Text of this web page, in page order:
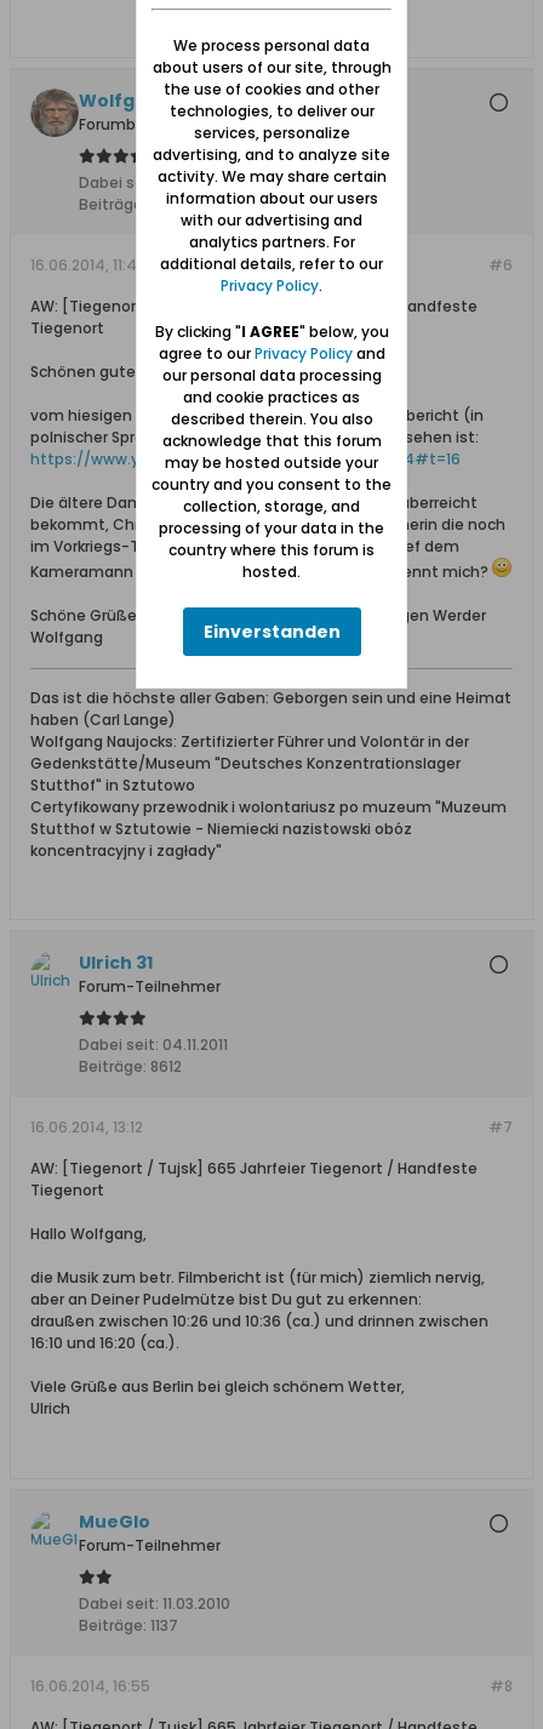
Wolfgang
Forumbetreiber
Dabei seit:10.02.2008
Beiträge:
11627
#6
16.06.2014, 11:49
AW: [Tiegenort / Tujsk] 665 Jahrfeier Tiegenort / Handfeste
Tiegenort
Schönen guten Nachmittag,
vom hiesigen Regionalfernsehen stammt ein Filmbericht (in
polnischer Sprache), der nun auch bei Youtube zu sehen ist:
https://www.youtube.com/watch?v=AkES_WarKt4#t=16
Die ältere Dame die einen großen Blumenstrauß überreicht
bekommt, Christel Gapska, ist die einzige Einwohnerin die noch
im Vorkriegs-Tiegenhof geboren wurde. Auch ich lief dem
Kameramann ein paar Mal über den Weg - wer erkennt mich?
Schöne Grüße aus dem mittlerweile wieder sonnigen Werder
Wolfgang
Das ist die höchste aller Gaben: Geborgen sein und eine Heimat
haben (Carl Lange)
Wolfgang Naujocks: Zertifizierter Führer und Volontär in der
Gedenkstätte/Museum "Deutsches Konzentrationslager
Stutthof" in Sztutowo
Certyfikowany przewodnik i wolontariusz po muzeum "Muzeum
Stutthof w Sztutowie - Niemiecki nazistowski obóz
koncentracyjny i zagłady"
Ulrich 31
Forum-Teilnehmer
Dabei seit: 04.11.2011
Beiträge: 8612
#7
16.06.2014, 13:12
AW: [Tiegenort / Tujsk] 665 Jahrfeier Tiegenort / Handfeste
Tiegenort
Hallo Wolfgang,
die Musik zum betr. Filmbericht ist (für mich) ziemlich nervig,
aber an Deiner Pudelmütze bist Du gut zu erkennen:
draußen zwischen 10:26 und 10:36 (ca.) und drinnen zwischen
16:10 und 16:20 (ca.).
Viele Grüße aus Berlin bei gleich schönem Wetter,
Ulrich
MueGlo
Forum-Teilnehmer
Dabei seit: 11.03.2010
Beiträge: 1137
#8
16.06.2014, 16:55
We process personal data
about users of our site, through
the use of cookies and other
technologies, to deliver our
services, personalize
advertising, and to analyze site
activity. We may share certain
information about our users
with our advertising and
analytics partners. For
additional details, refer to our
Privacy Policy.
By clicking "I AGREE" below, you
agree to ourPrivacy Policyand
our personal data processing
and cookie practices as
described therein. You also
acknowledge that this forum
may be hosted outside your
country and you consent to the
collection, storage, and
processing of your data in the
country where this forum is
hosted.
Einverstanden